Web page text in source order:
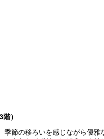
）
節の移ろいを感じながら優雅